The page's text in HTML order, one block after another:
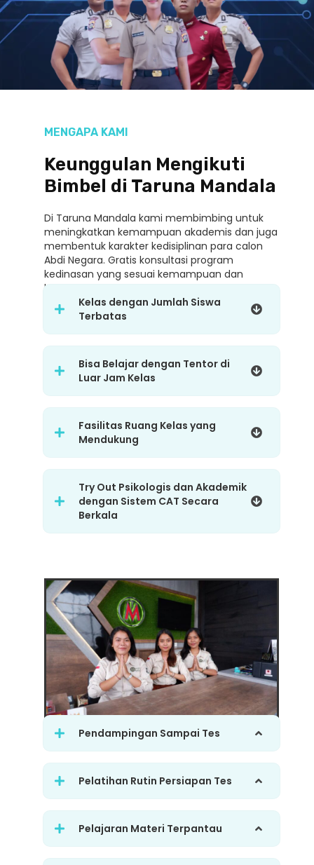
Pendampingan Sampai Tes
Pelatihan Rutin Persiapan Tes
Pelajaran Materi Terpantau
MENGAPA KAMI
Keunggulan Mengikuti
Bimbel di Taruna Mandala
Di Taruna Mandala kami membimbing untuk
meningkatkan kemampuan akademis dan juga
membentuk karakter kedisiplinan para calon
Abdi Negara. Gratis konsultasi program
kedinasan yang sesuai kemampuan dan
karakter.
Kelas dengan Jumlah Siswa
Terbatas
Bisa Belajar dengan Tentor di
Luar Jam Kelas
Fasilitas Ruang Kelas yang
Mendukung
Try Out Psikologis dan Akademik
dengan Sistem CAT Secara
Berkala